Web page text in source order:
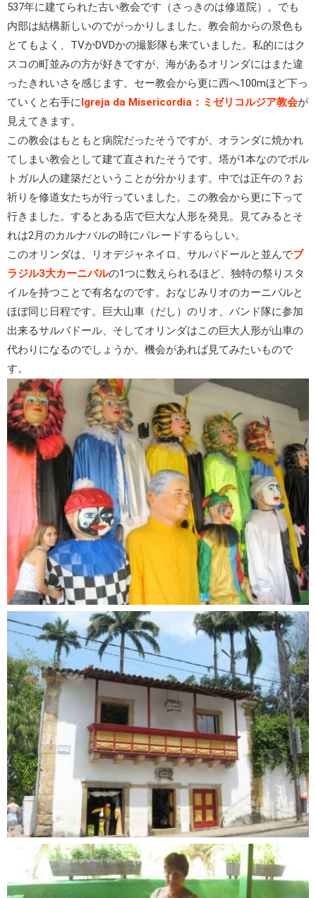
537年に建てられた古い教会です（さっきのは修道院）。でも
内部は結構新しいのでがっかりしました。教会前からの景色も
とてもよく、TVかDVDかの撮影隊も来ていました。私的にはク
スコの町並みの方が好きですが、海があるオリンダにはまた違
ったきれいさを感じます。セー教会から更に西へ100mほど下っ
ていくと右手にIgreja da Misericordia：ミゼリコルジア教会が
見えてきます。
この教会はもともと病院だったそうですが、オランダに焼かれ
てしまい教会として建て直されたそうです。塔が1本なのでポル
トガル人の建築だということが分かります。中では正午の？お
祈りを修道女たちが行っていました。この教会から更に下って
行きました。するとある店で巨大な人形を発見。見てみるとそ
れは2月のカルナバルの時にパレードするらしい。
このオリンダは、リオデジャネイロ、サルバドールと並んでブ
ラジル3大カーニバルの1つに数えられるほど、独特の祭りスタ
イルを持つことで有名なのです。おなじみリオのカーニバルと
ほぼ同じ日程です。巨大山車（だし）のリオ、バンド隊に参加
出来るサルバドール、そしてオリンダはこの巨大人形が山車の
代わりになるのでしょうか。機会があれば見てみたいもので
す。